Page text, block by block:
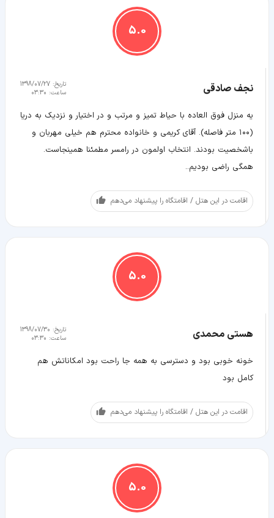
5.0
نجف صادقی تاریخ: 1398/07/27
ساعت: 03:30
یه منزل فوق العاده با حیاط تمیز و مرتب و در اختیار و نزدیک به دریا
(۱۰۰ متر فاصله). آقای کریمی و خانواده محترم هم خیلی مهربان و
باشخصیت بودند. انتخاب اولمون در رامسر مطمئنا همینجاست.
همگی راضی بودیم..
اقامت در این هتل / اقامتگاه را پیشنهاد می‌دهم
5.0
هستی محمدی تاریخ: 1398/07/30
ساعت: 03:30
خونه خوبی بود و دسترسی به همه جا راحت بود امکاناتش هم
کامل بود
اقامت در این هتل / اقامتگاه را پیشنهاد می‌دهم
5.0